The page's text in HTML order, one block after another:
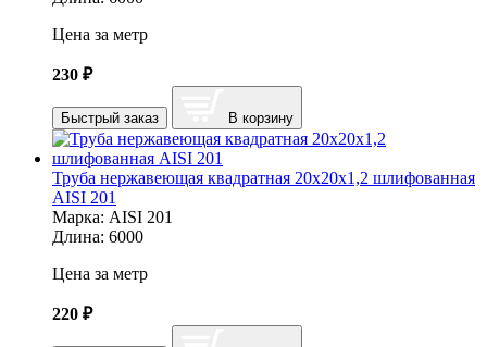
Цена за метр
230 ₽
Быстрый заказ В корзину
Труба нержавеющая квадратная 20х20х1,2 шлифованная
AISI 201
Марка: AISI 201
Длина: 6000
Цена за метр
220 ₽